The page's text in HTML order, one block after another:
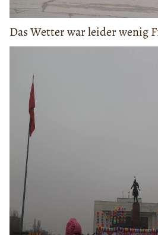
Das Wetter war leider wenig